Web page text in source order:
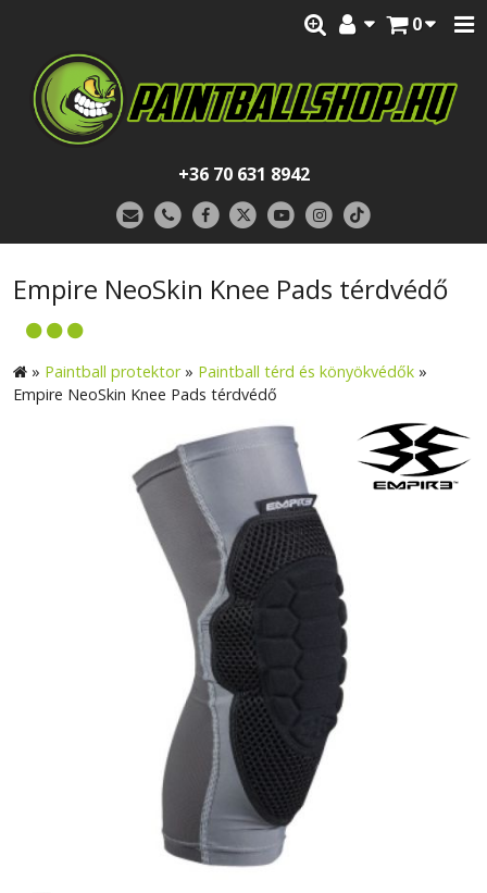
0
+36 70 631 8942
Empire NeoSkin Knee Pads térdvédő
» Paintball protektor» Paintball térd és könyökvédők »
Empire NeoSkin Knee Pads térdvédő